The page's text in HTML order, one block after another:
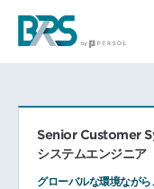
Senior Customer
システムエンジニア
グローバルな環境なが